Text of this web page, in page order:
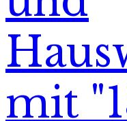
mit